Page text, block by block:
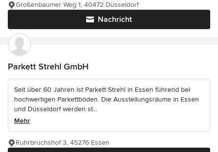
Nachricht
Großenbaumer Weg 1, 40472 Düsseldorf
Parkett Strehl GmbH
Seit über 60 Jahren ist Parkett Strehl in Essen führend bei
hochwertigen Parkettböden. Die Ausstellungsräume in Essen
und Düsseldorf werden st...
Mehr
Ruhrbruchshof 3, 45276 Essen